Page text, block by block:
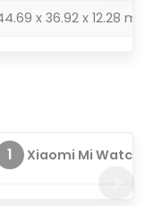
x 36.92 x 12.28
1 Xiaomi Mi Watch